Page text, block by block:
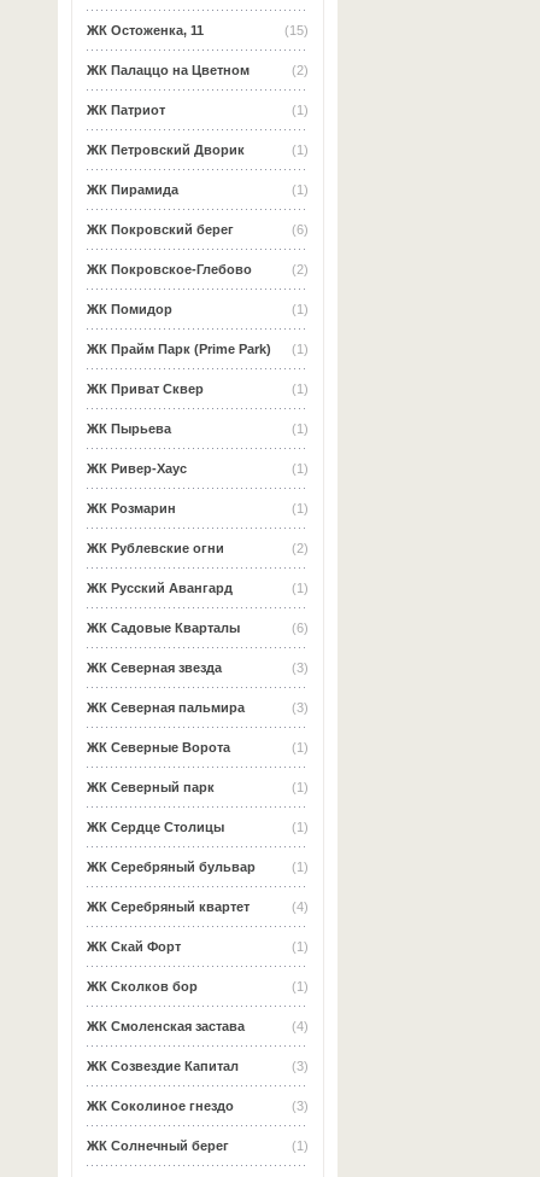
(15)
ЖК Остоженка, 11
(2)
ЖК Палаццо на Цветном
(1)
ЖК Патриот
(1)
ЖК Петровский Дворик
(1)
ЖК Пирамида
(6)
ЖК Покровский берег
(2)
ЖК Покровское-Глебово
(1)
ЖК Помидор
(1)
ЖК Прайм Парк (Prime Park)
(1)
ЖК Приват Сквер
(1)
ЖК Пырьева
(1)
ЖК Ривер-Хаус
(1)
ЖК Розмарин
(2)
ЖК Рублевские огни
(1)
ЖК Русский Авангард
(6)
ЖК Садовые Кварталы
(3)
ЖК Северная звезда
(3)
ЖК Северная пальмира
(1)
ЖК Северные Ворота
(1)
ЖК Северный парк
(1)
ЖК Сердце Столицы
(1)
ЖК Серебряный бульвар
(4)
ЖК Серебряный квартет
(1)
ЖК Скай Форт
(1)
ЖК Сколков бор
(4)
ЖК Смоленская застава
(3)
ЖК Созвездие Капитал
(3)
ЖК Соколиное гнездо
(1)
ЖК Солнечный берег